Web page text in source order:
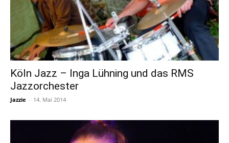
Köln Jazz – Inga Lühning und das RMS
Jazzorchester
Jazzie - 14. Mai 2014